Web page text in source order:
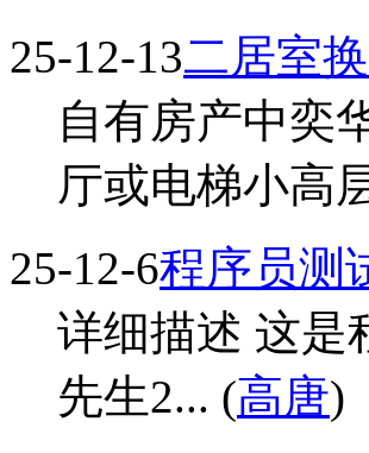
25-12-13二居室
自有房产中奕
厅或电梯小高
25-12-6程序员测
详细描述 这是
先生2... (高唐)